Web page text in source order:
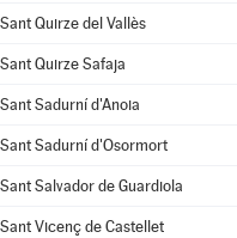
Sant Quirze del Vallès
Sant Quirze Safaja
Sant Sadurní d'Anoia
Sant Sadurní d'Osormort
Sant Salvador de Guardiola
Sant Vicenç de Castellet